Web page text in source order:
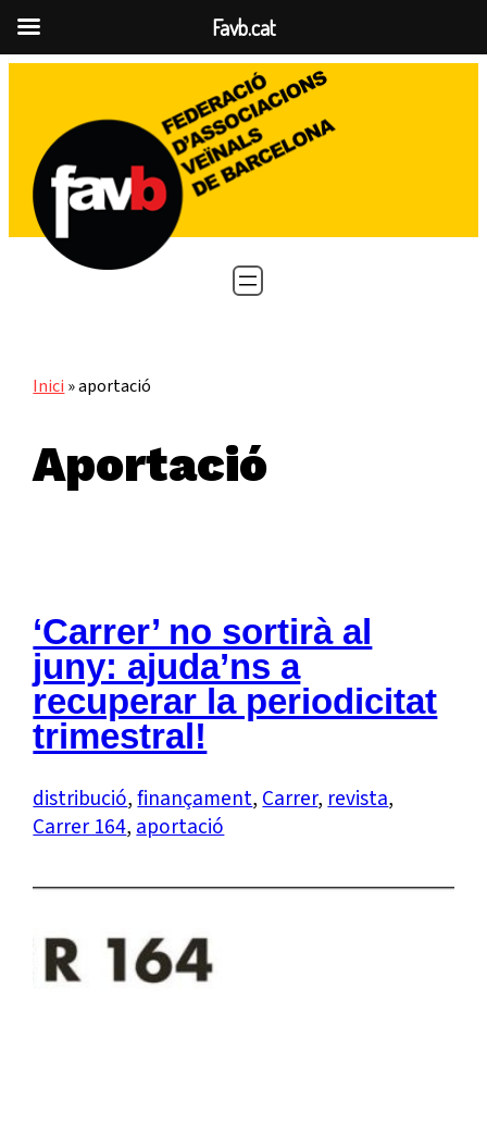
contingut
Inici »aportació
Aportació
‘Carrer’ no sortirà al
juny: ajuda’ns a
recuperar la periodicitat
trimestral!
distribució, finançament, Carrer, revista
Carrer 164, aportació
Favb.cat